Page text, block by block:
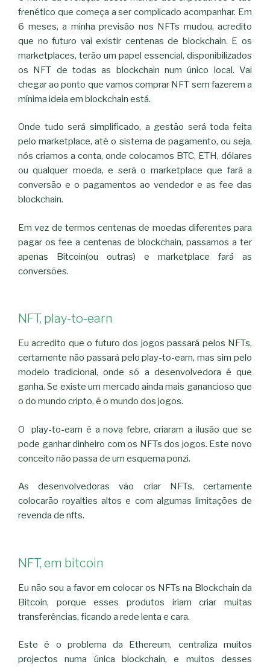
frenético que começa a ser complicado acompanhar. Em
6 meses, a minha previsão nos NFTs mudou, acredito
que no futuro vai existir centenas de blockchain. E os
marketplaces, terão um papel essencial, disponibilizados
os NFT de todas as blockchain num único local. Vai
chegar ao ponto que vamos comprar NFT sem fazerem a
mínima ideia em blockchain está.
Onde tudo será simplificado, a gestão será toda feita
pelo marketplace, até o sistema de pagamento, ou seja,
nós criamos a conta, onde colocamos BTC, ETH, dólares
ou qualquer moeda, e será o marketplace que fará a
conversão e o pagamentos ao vendedor e as fee das
blockchain.
Em vez de termos centenas de moedas diferentes para
pagar os fee a centenas de blockchain, passamos a ter
apenas Bitcoin(ou outras) e marketplace fará as
conversões.
NFT, play-to-earn
Eu acredito que o futuro dos jogos passará pelos NFTs,
certamente não passará pelo play-to-earn, mas sim pelo
modelo tradicional, onde só a desenvolvedora é que
ganha. Se existe um mercado ainda mais ganancioso que
o do mundo cripto, é o mundo dos jogos.
O play-to-earn é a nova febre, criaram a ilusão que se
pode ganhar dinheiro com os NFTs dos jogos. Este novo
conceito não passa de um esquema ponzi.
As desenvolvedoras vão criar NFTs, certamente
colocarão royalties altos e com algumas limitações de
revenda de nfts.
NFT, em bitcoin
Eu não sou a favor em colocar os NFTs na Blockchain da
Bitcoin, porque esses produtos iriam criar muitas
transferências, ficando a rede lenta e cara.
Este é o problema da Ethereum, centraliza muitos
projectos numa única blockchain, e muitos desses